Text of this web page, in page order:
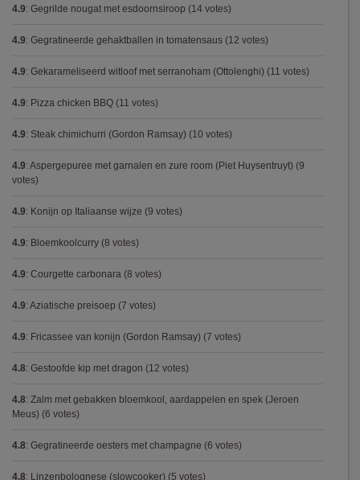
4.9: Gegrilde nougat met esdoornsiroop (14 votes)
4.9: Gegratineerde gehaktballen in tomatensaus (12 votes)
4.9: Gekarameliseerd witloof met serranoham (Ottolenghi) (11 votes)
4.9: Pizza chicken BBQ (11 votes)
4.9: Steak chimichurri (Gordon Ramsay) (10 votes)
4.9: Aspergepuree met garnalen en zure room (Piet Huysentruyt) (9
votes)
4.9: Konijn op Italiaanse wijze (9 votes)
4.9: Bloemkoolcurry (8 votes)
4.9: Courgette carbonara (8 votes)
4.9: Aziatische preisoep (7 votes)
4.9: Fricassee van konijn (Gordon Ramsay) (7 votes)
4.8: Gestoofde kip met dragon (12 votes)
4.8: Zalm met gebakken bloemkool, aardappelen en spek (Jeroen
Meus) (6 votes)
4.8: Gegratineerde oesters met champagne (6 votes)
4.8: Linzenbolognese (slowcooker) (5 votes)